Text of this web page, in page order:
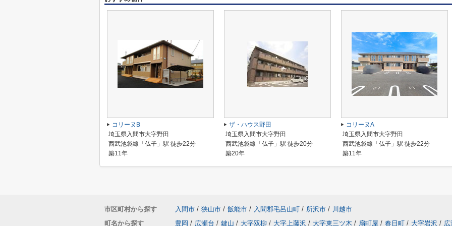
コリーヌB
埼玉県入間市大字野田
西武池袋線「仏子」駅 徒歩22分
築11年
ザ・ハウス野田
埼玉県入間市大字野田
西武池袋線「仏子」駅 徒歩20分
築20年
コリーヌA
埼玉県入間市大字野田
西武池袋線「仏子」駅 徒歩22分
築11年
市区町村から探す 入間市 / 狭山市 / 飯能市 / 入間郡毛呂山町 / 所沢市 / 川越市
町名から探す
豊岡 / 広瀬台 / 鍵山 / 大字双柳 / 大字上藤沢 / 大字東三ツ木 / 扇町屋 / 春日町 / 大字岩沢 / 広